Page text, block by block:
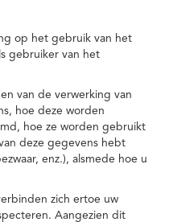
op het gebruik van het
gebruiker van het
van de verwerking van
hoe deze worden
hoe ze worden gebruikt
deze gegevens hebt
enz.), alsmede hoe u
zich ertoe uw
Aangezien dit